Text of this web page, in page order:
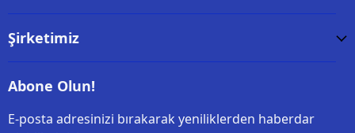
Şirketimiz
Abone Olun!
E-posta adresinizi bırakarak yeniliklerden haberdar